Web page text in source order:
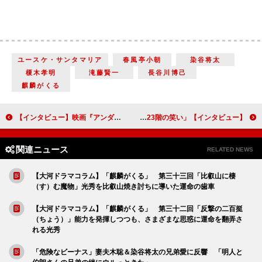
ユースケ・サンタマリア 春風亭小朝
染谷将太
榎木孝明
滝藤賢一
長谷川博己
麒麟がくる
【インタビュー】映画『アンダードッグ』森山未來、勝地涼「この映画が、皆さんの背中を押せるようなものになればいいと思います」 【インタビュー】「23階の笑い」小手伸也 三谷幸喜演出の舞台で「全力で恩返しをするときがきた」
関連ニュース RELATED NEWS
【大河ドラマコラム】「麒麟がくる」 第三十三回「比叡山に棲
（す）む魔物」光秀を比叡山焼き討ちに導いた運命の歯車
【大河ドラマコラム】「麒麟がくる」 第三十二回「反撃の二百挺
（ちょう）」能力を発揮しつつも、さまざまな思惑に運命を翻弄さ
れる光秀
「危険なビーナス」妻夫木聡＆染谷将太の兄弟愛に反響 「明人と